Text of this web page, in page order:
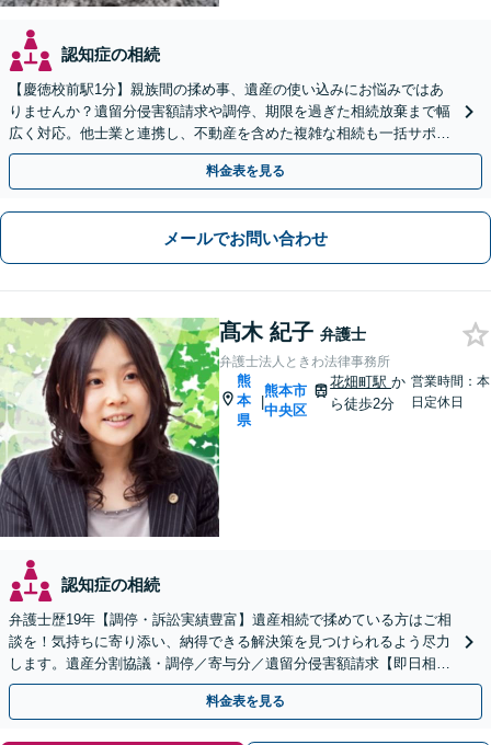
認知症の相続
【慶徳校前駅1分】親族間の揉め事、遺産の使い込みにお悩みではあ
りませんか？遺留分侵害額請求や調停、期限を過ぎた相続放棄まで幅
広く対応。他士業と連携し、不動産を含めた複雑な相続も一括サポー
トします。【WEB相談可能】【夜間面談可】
料金表を見る
メールでお問い合わせ
髙木 紀子 弁護士
弁護士法人ときわ法律事務所
熊
本
県
|
熊本市
中央区
花畑町駅か
ら徒歩2分
営業時間：本
日定休日
認知症の相続
弁護士歴19年【調停・訴訟実績豊富】遺産相続で揉めている方はご相
談を！気持ちに寄り添い、納得できる解決策を見つけられるよう尽力
します。遺産分割協議・調停／寄与分／遺留分侵害額請求【即日相談
可】【初回相談無料】【オンライン相談可】
料金表を見る